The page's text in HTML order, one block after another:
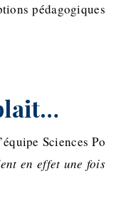
pédagogiques
Sciences Po
en effet une fois